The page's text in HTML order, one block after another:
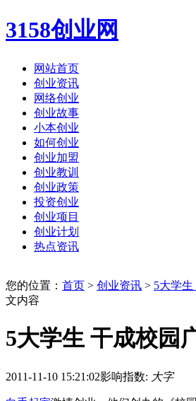
3158创业网
网站首页
创业资讯
网络创业
创业故事
小本创业
如何创业
创业加盟
创业教训
创业政策
投资创业
创业项目
创业计划
热点资讯
您的位置： 首页 > 创业资讯 > 5大学
文内容
5大学生 干成校园
2011-11-10 15:21:02影响指数: 大字